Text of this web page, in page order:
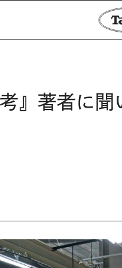
』著者に聞